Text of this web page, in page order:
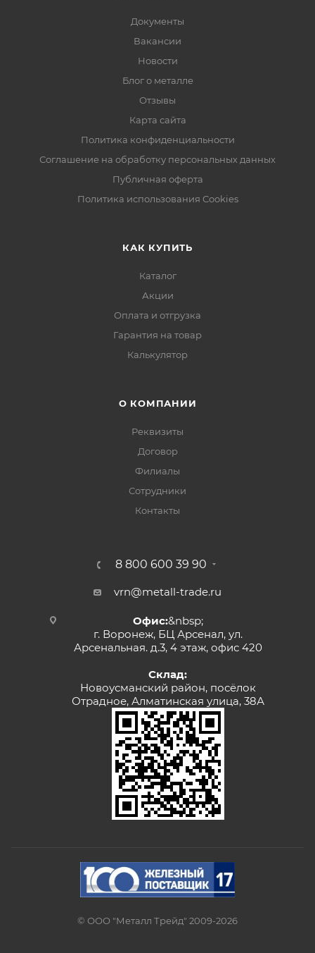
Документы
Вакансии
Новости
Блог о металле
Отзывы
Карта сайта
Политика конфиденциальности
Соглашение на обработку персональных данных
Публичная оферта
Политика использования Cookies
КАК КУПИТЬ
Каталог
Акции
Оплата и отгрузка
Гарантия на товар
Калькулятор
О КОМПАНИИ
Реквизиты
Договор
Филиалы
Сотрудники
Контакты
8 800 600 39 90
vrn@metall-trade.ru
Офис:&nbsp;
г. Воронеж, БЦ Арсенал, ул.
Арсенальная. д.3, 4 этаж, офис 420
Склад:
Новоусманский район, посёлок
Отрадное, Алматинская улица, 38А
© ООО "Металл Трейд" 2009-2026